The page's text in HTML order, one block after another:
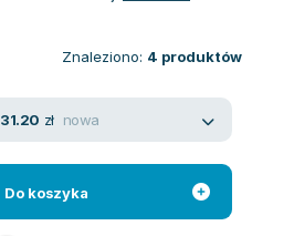
Znaleziono: 4 produktów
31.20 zł nowa
Do koszyka